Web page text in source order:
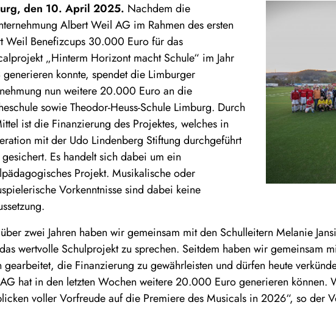
den 10. April 2025. Nachdem die
Albert Weil AG im Rahmen des ersten
Weil Benefizcups 30.000 Euro für das
„Hinterm Horizont macht Schule“ im Jahr
konnte, spendet die Limburger
nun weitere 20.000 Euro an die
sowie Theodor-Heuss-Schule Limburg. Durch
ist die Finanzierung des Projektes, welches in
mit der Udo Lindenberg Stiftung durchgeführt
Es handelt sich dabei um ein
Projekt. Musikalische oder
Vorkenntnisse sind dabei keine
zwei Jahren haben wir gemeinsam mit den Schulleitern Melanie
wertvolle Schulprojekt zu sprechen. Seitdem haben wir gemeinsam
gearbeitet, die Finanzierung zu gewährleisten und dürfen heute
hat in den letzten Wochen weitere 20.000 Euro generieren können.
voller Vorfreude auf die Premiere des Musicals in 2026“, so der